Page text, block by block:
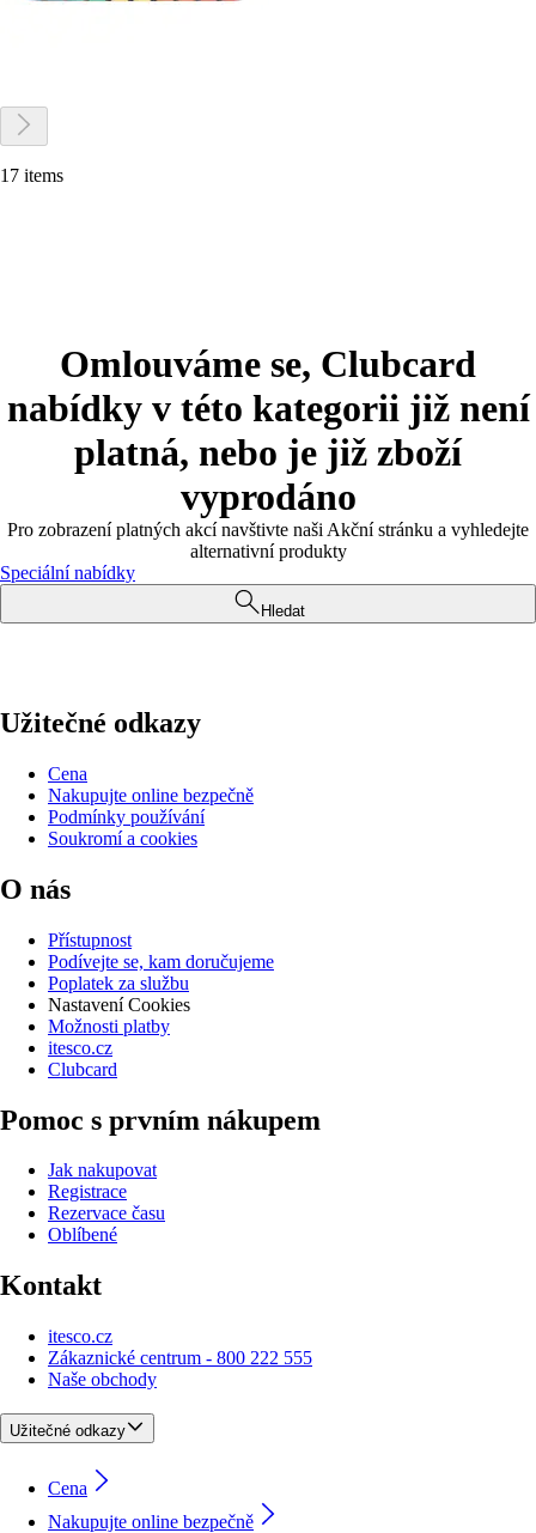
17 items
Omlouváme se, Clubcard
nabídky v této kategorii již není
platná, nebo je již zboží
vyprodáno
Pro zobrazení platných akcí navštivte naši Akční stránku a vyhledejte
alternativní produkty
Speciální nabídky
Hledat
Užitečné odkazy
Cena
Nakupujte online bezpečně
Podmínky používání
Soukromí a cookies
O nás
Přístupnost
Podívejte se, kam doručujeme
Poplatek za službu
Nastavení Cookies
Možnosti platby
itesco.cz
Clubcard
Pomoc s prvním nákupem
Jak nakupovat
Registrace
Rezervace času
Oblíbené
Kontakt
itesco.cz
Zákaznické centrum - 800 222 555
Naše obchody
Užitečné odkazy
Cena
Nakupujte online bezpečně